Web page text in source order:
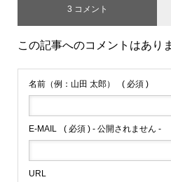
3 コメント
この記事へのコメントはあり
名前（例：山田 太郎） ( 必須 )
E-MAIL ( 必須 ) - 公開されません -
URL